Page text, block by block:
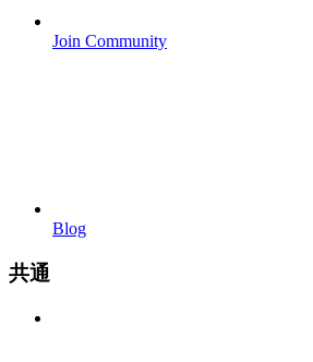
Join Community
Blog
共通